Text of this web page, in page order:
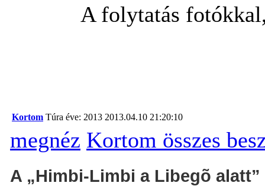
A folytatás
Kortom Túra éve: 2013 2013.04.10 21:20:10
megnéz Kortom összes
A „Himbi-Limbi a Libegõ